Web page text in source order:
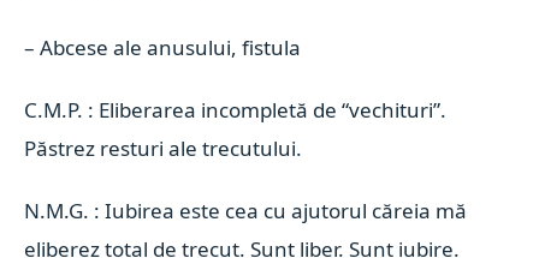
–Abcese ale anusului, fistula
C.M.P. : Eliberarea incompletă de “vechituri”.
Păstrez resturi ale trecutului.
N.M.G. : Iubirea este cea cu ajutorul căreia mă
eliberez total de trecut. Sunt liber. Sunt iubire.